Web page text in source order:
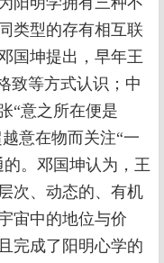
类型的存有相互联
国坤提出，早年王
致等方式认识；中
“意之所在便是
意在物而关注“一
。邓国坤认为，王
次、动态的、有机
宙中的地位与价
完成了阳明心学的